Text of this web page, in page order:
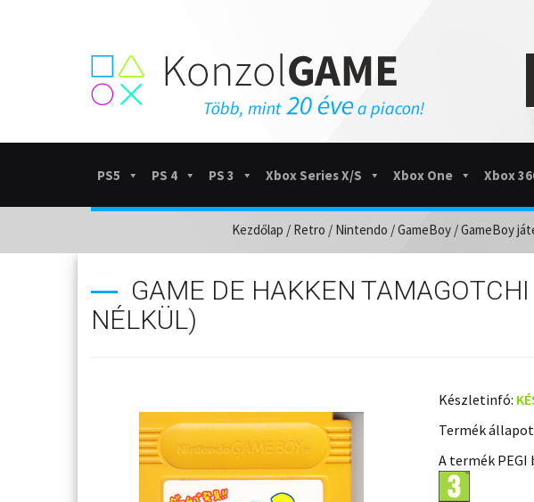
PS5 PS 4 PS 3 Xbox Series X/S Xbox One Xbox
Kezdőlap / Retro / Nintendo /GameBoy/GameBoy
GAME DE HAKKEN
NÉLKÜL)
Készletinfó:
Termék
A termék PEGI